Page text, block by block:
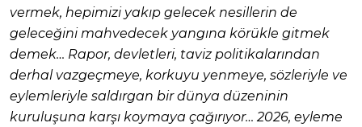
vermek, hepimizi yakıp gelecek nesillerin de
geleceğini mahvedecek yangına körükle gitmek
demek… Rapor, devletleri, taviz politikalarından
derhal vazgeçmeye, korkuyu yenmeye, sözleriyle ve
eylemleriyle saldırgan bir dünya düzeninin
kuruluşuna karşı koymaya çağırıyor… 2026, eyleme